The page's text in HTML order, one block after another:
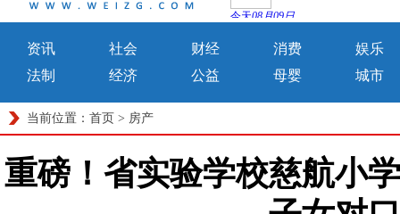
资讯 社会 财经 消费
娱乐
法制
经济 公益 母婴 城市
当前位置： 首页 > 房产
重磅！省实验学校慈航小